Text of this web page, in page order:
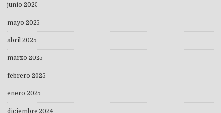
junio 2025
mayo 2025
abril 2025
marzo 2025
febrero 2025
enero 2025
diciembre 2024